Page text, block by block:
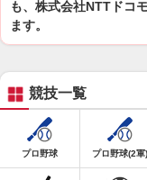
も、株式会社NTTドコ
ます。
競技一覧
プロ野球 プロ野球(2軍)